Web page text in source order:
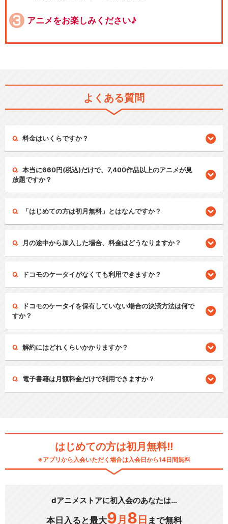
アニメをお楽しみください♪
よくある質問
料金はいくらですか？
本当に660円(税込)だけで、7,400作品以上のアニメが見
放題ですか？
「はじめての方は初月無料」とはなんですか？
月の途中から加入した場合、料金はどうなりますか？
ドコモのケータイがなくても利用できますか？
ドコモのケータイを保有していない場合の決済方法は何で
すか？
解約にはどれくらいかかりますか？
電子書籍は月額料金だけで利用できますか？
はじめての方は初月無料!!
※アプリから入会いただく場合は入会日から14日間無料
dアニメストアに初入会のあなたは…
本日入ると最大9 月 8 日 まで無料